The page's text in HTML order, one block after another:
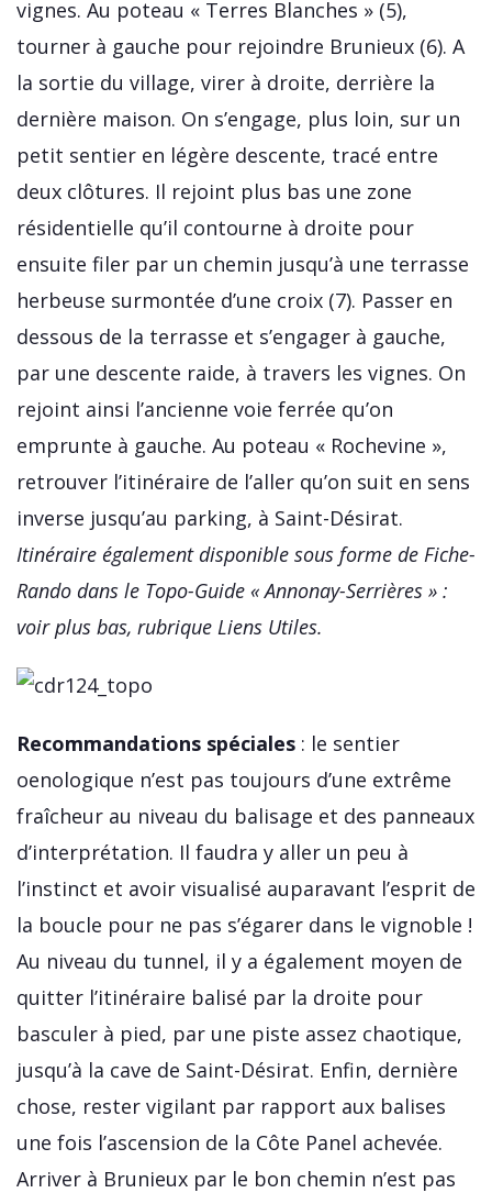
vignes. Au poteau « Terres Blanches » (5),
tourner à gauche pour rejoindre Brunieux (6). A
la sortie du village, virer à droite, derrière la
dernière maison. On s’engage, plus loin, sur un
petit sentier en légère descente, tracé entre
deux clôtures. Il rejoint plus bas une zone
résidentielle qu’il contourne à droite pour
ensuite filer par un chemin jusqu’à une terrasse
herbeuse surmontée d’une croix (7). Passer en
dessous de la terrasse et s’engager à gauche,
par une descente raide, à travers les vignes. On
rejoint ainsi l’ancienne voie ferrée qu’on
emprunte à gauche. Au poteau « Rochevine »,
retrouver l’itinéraire de l’aller qu’on suit en sens
inverse jusqu’au parking, à Saint-Désirat.
Itinéraire également disponible sous forme de Fiche-
Rando dans le Topo-Guide « Annonay-Serrières » :
voir plus bas, rubrique Liens Utiles.
Recommandations spéciales : le sentier
oenologique n’est pas toujours d’une extrême
fraîcheur au niveau du balisage et des panneaux
d’interprétation. Il faudra y aller un peu à
l’instinct et avoir visualisé auparavant l’esprit de
la boucle pour ne pas s’égarer dans le vignoble !
Au niveau du tunnel, il y a également moyen de
quitter l’itinéraire balisé par la droite pour
basculer à pied, par une piste assez chaotique,
jusqu’à la cave de Saint-Désirat. Enfin, dernière
chose, rester vigilant par rapport aux balises
une fois l’ascension de la Côte Panel achevée.
Arriver à Brunieux par le bon chemin n’est pas